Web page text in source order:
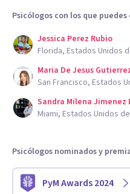
Psicólogos con los que
Jessica Perez Rubio
Florida, Estados Unidos
Maria De Jesus
San Francisco, Estados
Sandra Milena Jimenez
Miami, Estados Unidos
Psicólogos nominados y
PyM Awards 2024